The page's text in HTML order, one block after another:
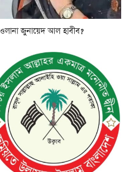
জুনায়েদ আল হাবীব?